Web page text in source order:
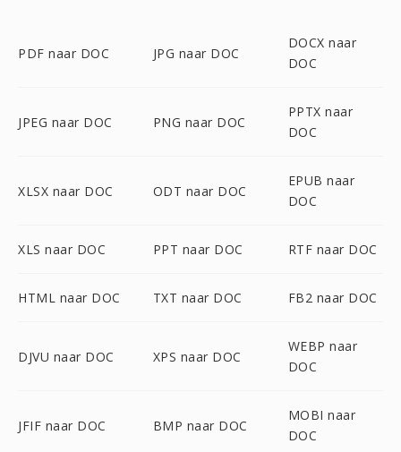
PDF naar DOC JPG naar DOC
DOCX naar
DOC
JPEG naar DOC PNG naar DOC
PPTX naar
DOC
XLSX naar DOC ODT naar DOC
EPUB naar
DOC
XLS naar DOC PPT naar DOC RTF naar DOC
HTML naar DOC TXT naar DOC FB2 naar DOC
DJVU naar DOC XPS naar DOC
WEBP naar
DOC
JFIF naar DOC BMP naar DOC
MOBI naar
DOC